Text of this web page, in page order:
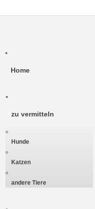
Home
zu vermitteln
Hunde
Katzen
andere Tiere